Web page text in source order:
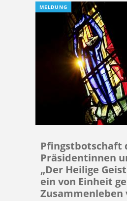
MELDUNG
Pfingstbotschaft
Präsidentinnen
„Der Heilige
ein von Einheit
Zusammenleben